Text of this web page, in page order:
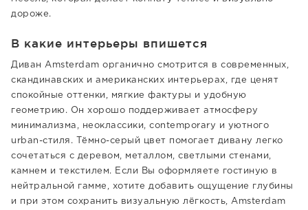
дороже.
В какие интерьеры впишется
Диван Amsterdam органично смотрится в современных,
скандинавских и американских интерьерах, где ценят
спокойные оттенки, мягкие фактуры и удобную
геометрию. Он хорошо поддерживает атмосферу
минимализма, неоклассики, contemporary и уютного
urban-стиля. Тёмно-серый цвет помогает дивану легко
сочетаться с деревом, металлом, светлыми стенами,
камнем и текстилем. Если Вы оформляете гостиную в
нейтральной гамме, хотите добавить ощущение глубины
и при этом сохранить визуальную лёгкость, Amsterdam